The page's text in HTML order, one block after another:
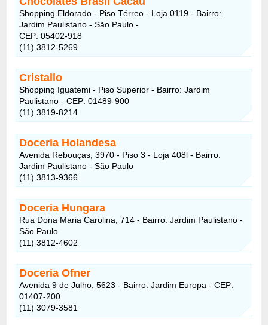
Shopping Eldorado - Piso Térreo - Loja 0119 - Bairro:
Jardim Paulistano - São Paulo -
CEP: 05402-918
(11) 3812-5269
Cristallo
Shopping Iguatemi - Piso Superior - Bairro: Jardim
Paulistano - CEP: 01489-900
(11) 3819-8214
Doceria Holandesa
Avenida Rebouças, 3970 - Piso 3 - Loja 408l - Bairro:
Jardim Paulistano - São Paulo
(11) 3813-9366
Doceria Hungara
Rua Dona Maria Carolina, 714 - Bairro: Jardim Paulistano -
São Paulo
(11) 3812-4602
Doceria Ofner
Avenida 9 de Julho, 5623 - Bairro: Jardim Europa - CEP:
01407-200
(11) 3079-3581